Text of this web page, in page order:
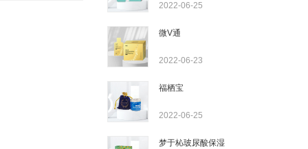
2022-06-25
微V通
2022-06-23
福栖宝
2022-06-25
梦于杺玻尿酸保湿